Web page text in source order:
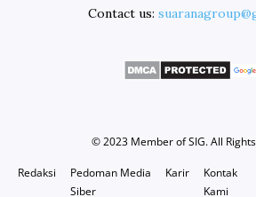
Contact us:
© 2023 Member ofSIG. All
Redaksi
Pedoman Media
Siber
Karir
Kontak
Kami